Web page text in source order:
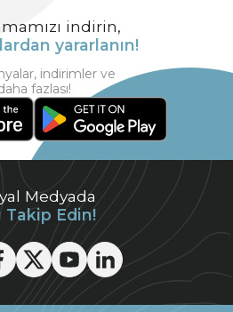
Medyada
Takip Edin!
indirin,
yararlanın!
indirimler ve
fazlası!